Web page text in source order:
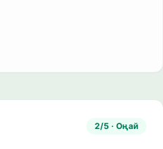
2/5 · Оңай